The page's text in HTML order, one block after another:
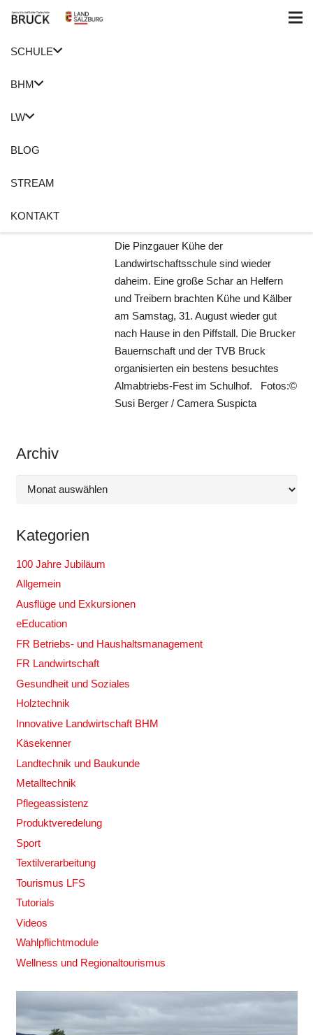
SCHULE
BHM
LW
BLOG
STREAM
KONTAKT
Die Pinzgauer Kühe der
Landwirtschaftsschule sind wieder
daheim. Eine große Schar an Helfern
und Treibern brachten Kühe und Kälber
am Samstag, 31. August wieder gut
nach Hause in den Piffstall. Die Brucker
Bauernschaft und der TVB Bruck
organisierten ein bestens besuchtes
Almabtriebs-Fest im Schulhof. Fotos:©
Susi Berger / Camera Suspicta
Archiv
Archiv
Kategorien
100 Jahre Jubiläum
Allgemein
Ausflüge und Exkursionen
eEducation
FR Betriebs- und Haushaltsmanagement
FR Landwirtschaft
Gesundheit und Soziales
Holztechnik
Innovative Landwirtschaft BHM
Käsekenner
Landtechnik und Baukunde
Metalltechnik
Pflegeassistenz
Produktveredelung
Sport
Textilverarbeitung
Tourismus LFS
Tutorials
Videos
Wahlpflichtmodule
Wellness und Regionaltourismus